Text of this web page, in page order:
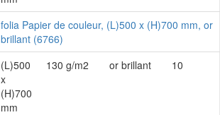
folia Papier de couleur, (L)500 x (H)700 mm, or
brillant (6766)
(L)500
x
(H)700
mm
130 g/m2 or brillant 10